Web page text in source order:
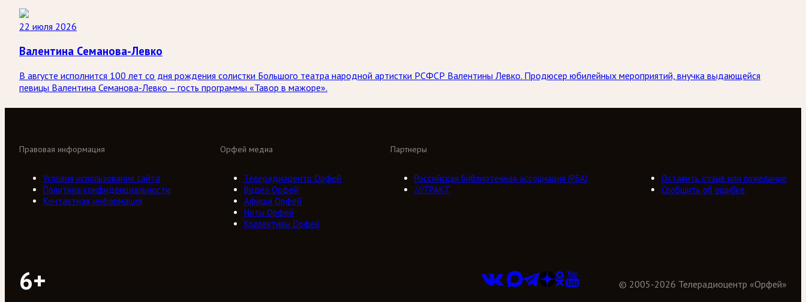
22 июля 2026
Валентина Семанова-Левко
В августе исполнится 100 лет со дня рождения солистки Большого театра народной артистки РСФСР Валентины Левко. Продюсер юбилейных мероприятий, внучка выдающейся
певицы Валентина Семанова-Левко – гость программы «Тавор в мажоре».
Орфей медиа
Телерадиоцентр Орфей
Видео Орфей
Афиша Орфей
Ноты Орфей
Коллективы Орфей
Партнеры
Российская библиотечная ассоциация (РБА)
///ТРАКТ
Правовая информация
Условия использования сайта
Политика конфиденциальности
Контактная информация
Оставить отзыв или пожелание
Сообщить об ошибке
6+ © 2005-2026 Телерадиоцентр «Орфей»